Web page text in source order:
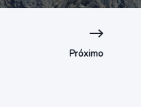
Próximo